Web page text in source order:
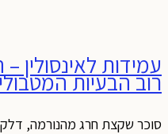
עמידות לאינסולין
רוב הבעיות
סוכר שקצת חרג מהנורמה,